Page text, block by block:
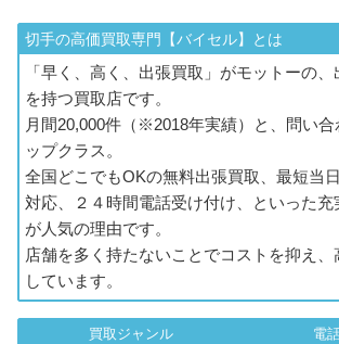
切手の高価買取専門【バイセル】とは
「早く、高く、出張買取」がモットーの
を持つ買取店です。
月間20,000件（※2018年実績）と、問い合
ップクラス。
全国どこでもOKの無料出張買取、最短当
対応、２４時間電話受け付け、といった充
が人気の理由です。
店舗を多く持たないことでコストを抑え、
しています。
買取ジャンル 電